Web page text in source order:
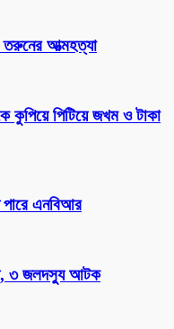
তরুনের আত্মহত্যা
কুপিয়ে পিটিয়ে জখম ও টাকা
এনবিআর
৩ জলদস্যু আটক